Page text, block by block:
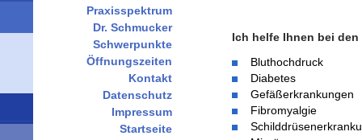
Praxisspektrum
Dr. Schmucker
Schwerpunkte
Öffnungszeiten
Kontakt
Datenschutz
Impressum
Startseite
Ich helfe Ihnen bei
Bluthochdruck
Diabetes
Gefäßerkrankungen
Fibromyalgie